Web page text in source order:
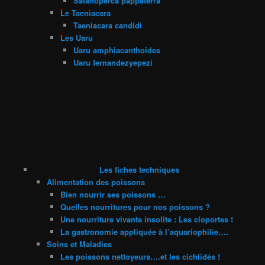
Le Taeniacara
Taeniacara candidi
Les Uaru
Uaru amphiacanthoides
Uaru fernandezyepezi
Les fiches techniques
Alimentation des poissons
Bien nourrir ses poissons …
Quelles nourritures pour nos poissons ?
Une nourriture vivante insolite : Les cloportes !
La gastronomie appliquée à l’aquariophilie….
Soins et Maladies
Les poissons nettoyeurs….et les cichlidés !